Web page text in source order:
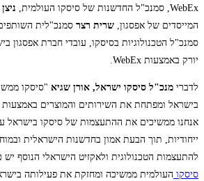
WebEx, סמנכ"ל החדשנות של סיסקו העולמית,
המייסדים של אפסגון, שרית רצר סמנכ"לית
סמנכ"ל הטכנולוגיות בסיסקו, עובדי חברת אפסגון
יורק באמצעות WebEx.
לדברי מנכ"ל סיסקו ישראל, אורן שגיא "סיסקו
בישראל ומפתחת את השירותים והמוצרים באמצעות
אנחנו ממשיכים את ההתעצמות של סיסקו בישראל
ייחודיות, תוך הבעת אמון בחדשנות הישראלית
להתעצמות הטכנולוגית ולאקזיט הישראלי הנוסף
סיסקו העולמית ממשיכה ומחזקת את פעילותה